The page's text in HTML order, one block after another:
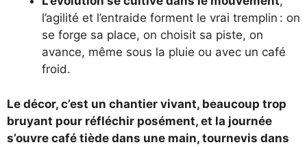
l’agilité et l’entraide forment le vrai tremplin : on
se forge sa place, on choisit sa piste, on
avance, même sous la pluie ou avec un café
froid.
Le décor, c’est un chantier vivant, beaucoup trop
bruyant pour réfléchir posément, et la journée
s’ouvre café tiède dans une main, tournevis dans